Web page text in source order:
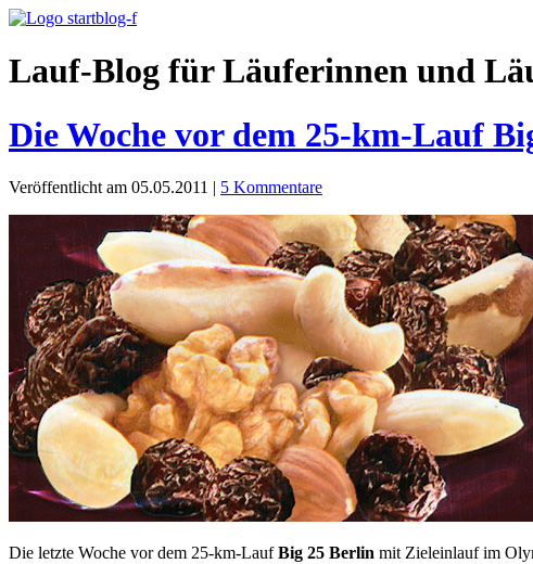
Lauf-Blog für Läuferinnen und
Die Woche vor dem 25-km-Lauf
Veröffentlicht am 05.05.2011 | 5 Kommentare
Die letzte Woche vor dem 25-km-LaufBig 25 Berlin mit Zieleinlauf im